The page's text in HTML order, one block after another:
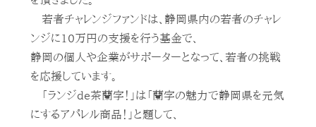
若者チャレンジファンドは、静岡県内の若者のチャレ
ンジに10万円の支援を行う基金で、
静岡の個人や企業がサポーターとなって、若者の挑戦
を応援しています。
「ランジde茶蘭字！」は「蘭字の魅力で静岡県を元気
にするアパレル商品！」と題して、